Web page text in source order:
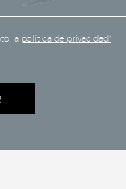
la política de privacidad*